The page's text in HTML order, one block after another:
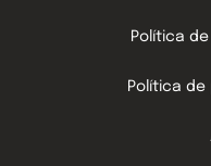
Política
Política